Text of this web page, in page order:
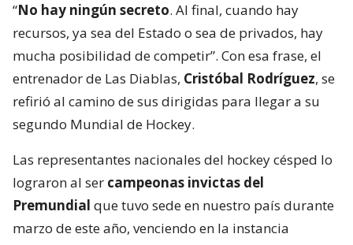
“No hay ningún secreto. Al final, cuando hay
recursos, ya sea del Estado o sea de privados, hay
mucha posibilidad de competir”. Con esa frase, el
entrenador de Las Diablas, Cristóbal Rodríguez, se
refirió al camino de sus dirigidas para llegar a su
segundo Mundial de Hockey.
Las representantes nacionales del hockey césped lo
lograron al ser campeonas invictas del
Premundial que tuvo sede en nuestro país durante
marzo de este año, venciendo en la instancia